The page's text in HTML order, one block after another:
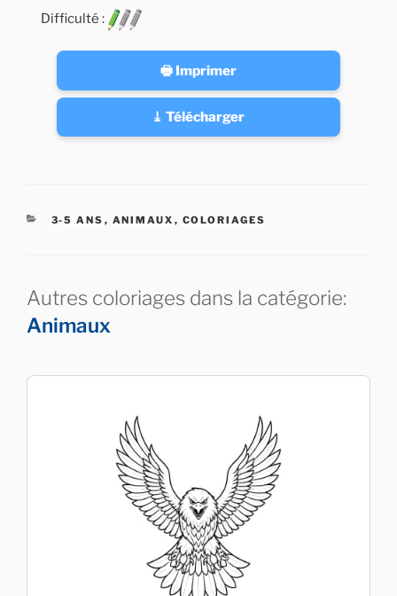
Difficulté :
🖶 Imprimer
⤓ Télécharger
CATÉGORIES
3-5 ANS , ANIMAUX , COLORIAGES
Autres coloriages dans la catégorie:
Animaux